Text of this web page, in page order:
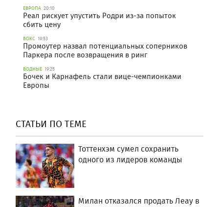
ЕВРОПА 20:10
Реал рискует упустить Родри из-за попыток
сбить цену
БОКС 19:53
Промоутер назвал потенциальных соперников
Паркера после возвращения в ринг
ВОДНЫЕ 19:25
Бочек и Карнафель стали вице-чемпионками
Европы
СТАТЬИ ПО ТЕМЕ
Тоттенхэм сумел сохранить
одного из лидеров команды
Милан отказался продать Леау в